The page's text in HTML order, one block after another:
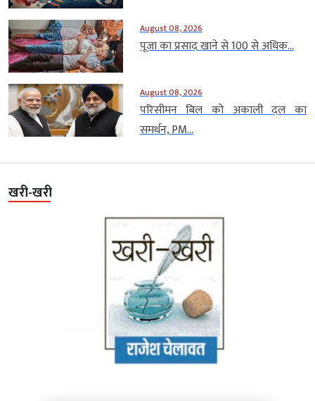
August 08, 2026
पूजा का प्रसाद खाने से 100 से अधिक...
August 08, 2026
परिसीमन बिल को अकाली दल का
समर्थन, PM...
खरी-खरी